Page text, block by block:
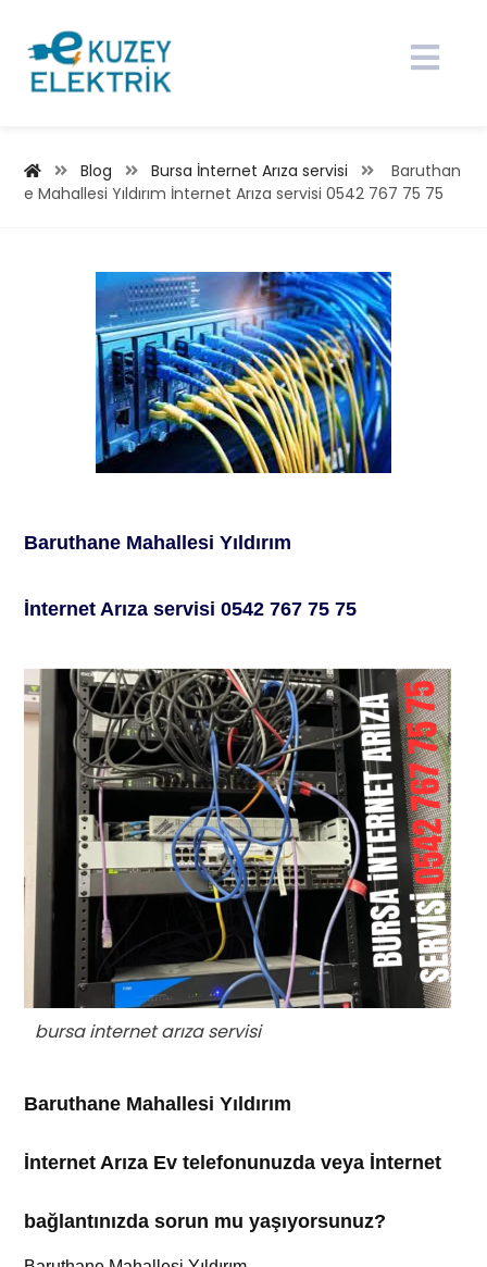
Blog Bursa İnternet Arıza servisi
Baruthan
e Mahallesi Yıldırım İnternet Arıza servisi 0542 767 75 75
Baruthane Mahallesi Yıldırım
İnternetArıza servisi0542 767 75 75
bursa internet arıza servisi
Baruthane Mahallesi Yıldırım
İnternet Arıza Ev telefonunuzda veya İnternet
bağlantınızda sorun mu yaşıyorsunuz?